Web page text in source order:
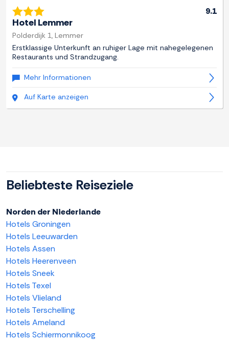
9.1
Hotel Lemmer
Polderdijk 1, Lemmer
Erstklassige Unterkunft an ruhiger Lage mit nahegelegenen
Restaurants und Strandzugang.
Mehr Informationen
Auf Karte anzeigen
Beliebteste Reiseziele
Norden der Niederlande
Hotels Groningen
Hotels Leeuwarden
Hotels Assen
Hotels Heerenveen
Hotels Sneek
Hotels Texel
Hotels Vlieland
Hotels Terschelling
Hotels Ameland
Hotels Schiermonnikoog